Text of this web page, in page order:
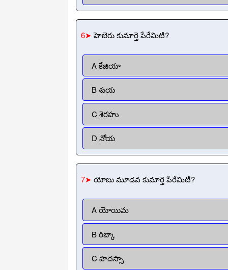
6➤హెబెరు కుమార్తె పేరేమిటి?
A కేజియా
B శుయ
C శెరహు
D నోయ
7➤ యోబు మూడవ కుమార్తె పేరేమిటి?
A యోయిమ
B రిబ్కా
C హదస్సా